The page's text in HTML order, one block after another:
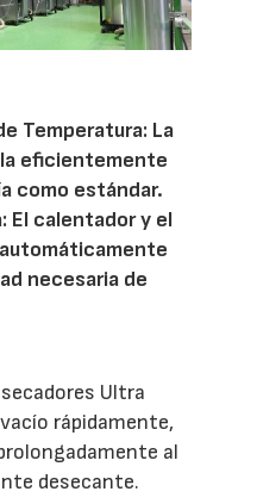
Temperatura: La
eficientemente
como estándar.
El calentador y el
necesaria de
Ultra
rápidamente,
al
desecante.